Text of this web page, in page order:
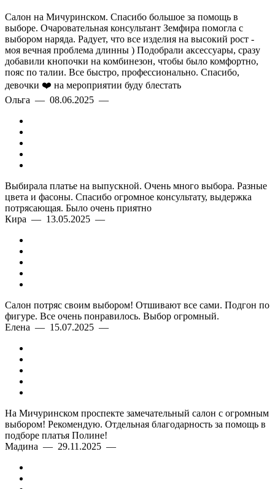
Салон на Мичуринском. Спасибо большое за помощь в
выборе. Очаровательная консультант Земфира помогла с
выбором наряда. Радует, что все изделия на высокий рост -
моя вечная проблема длинны ) Подобрали аксессуары, сразу
добавили кнопочки на комбинезон, чтобы было комфортно,
пояс по талии. Все быстро, профессионально. Спасибо,
девочки ❤️ на мероприятии буду блестать
Ольга — 08.06.2025 —
Выбирала платье на выпускной. Очень много выбора. Разные
цвета и фасоны. Спасибо огромное консультату, выдержка
потрясающая. Было очень приятно
Кира — 13.05.2025 —
Салон потряс своим выбором! Отшивают все сами. Подгон по
фигуре. Все очень понравилось. Выбор огромный.
Елена — 15.07.2025 —
На Мичуринском проспекте замечательный салон с огромным
выбором! Рекомендую. Отдельная благодарность за помощь в
подборе платья Полине!
Мадина — 29.11.2025 —